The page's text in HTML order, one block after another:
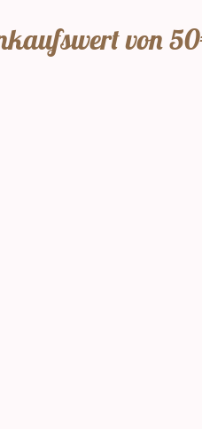
von